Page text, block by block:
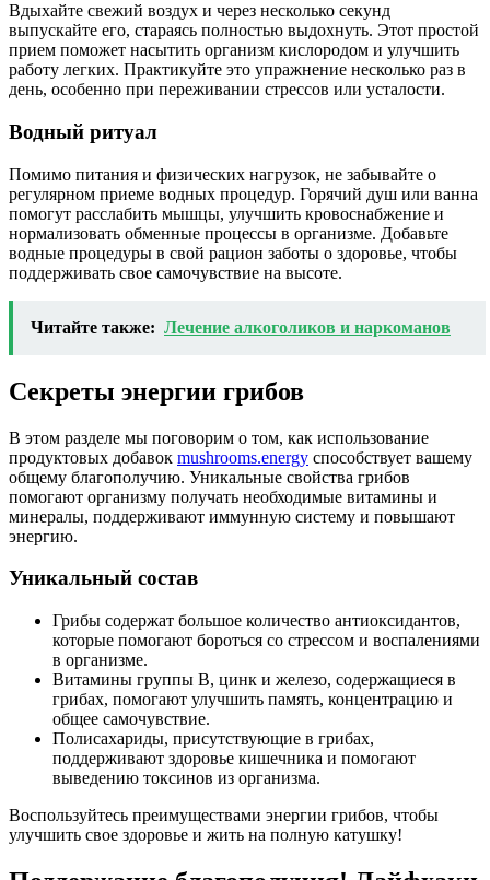
Вдыхайте свежий воздух и через несколько секунд
выпускайте его, стараясь полностью выдохнуть. Этот простой
прием поможет насытить организм кислородом и улучшить
работу легких. Практикуйте это упражнение несколько раз в
день, особенно при переживании стрессов или усталости.
Водный ритуал
Помимо питания и физических нагрузок, не забывайте о
регулярном приеме водных процедур. Горячий душ или ванна
помогут расслабить мышцы, улучшить кровоснабжение и
нормализовать обменные процессы в организме. Добавьте
водные процедуры в свой рацион заботы о здоровье, чтобы
поддерживать свое самочувствие на высоте.
Читайте также: Лечение алкоголиков и наркоманов
Секреты энергии грибов
В этом разделе мы поговорим о том, как использование
продуктовых добавок mushrooms.energy способствует вашему
общему благополучию. Уникальные свойства грибов
помогают организму получать необходимые витамины и
минералы, поддерживают иммунную систему и повышают
энергию.
Уникальный состав
Грибы содержат большое количество антиоксидантов,
которые помогают бороться со стрессом и воспалениями
в организме.
Витамины группы В, цинк и железо, содержащиеся в
грибах, помогают улучшить память, концентрацию и
общее самочувствие.
Полисахариды, присутствующие в грибах,
поддерживают здоровье кишечника и помогают
выведению токсинов из организма.
Воспользуйтесь преимуществами энергии грибов, чтобы
улучшить свое здоровье и жить на полную катушку!